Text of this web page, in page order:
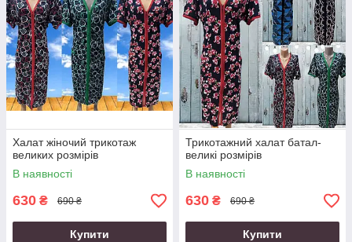
Халат жіночий трикотаж
великих розмірів
В наявності
630 ₴ 690 ₴
Купити
Трикотажний халат батал-
великі розмірів
В наявності
630 ₴ 690 ₴
Купити